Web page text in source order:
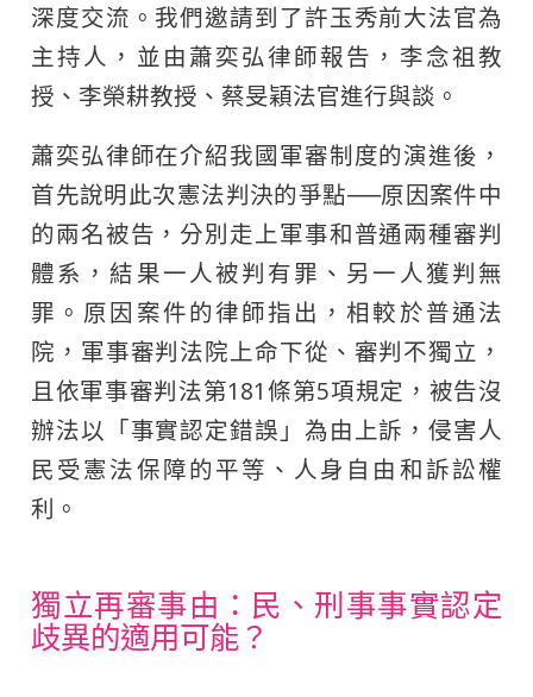
深度交流。我們邀請到了許玉秀前大法官為
主持人，並由蕭奕弘律師報告，李念祖教
授、李榮耕教授、蔡旻穎法官進行與談。
蕭奕弘律師在介紹我國軍審制度的演進後，
首先說明此次憲法判決的爭點──原因案件中
的兩名被告，分別走上軍事和普通兩種審判
體系，結果一人被判有罪、另一人獲判無
罪。原因案件的律師指出，相較於普通法
院，軍事審判法院上命下從、審判不獨立，
且依軍事審判法第181條第5項規定，被告沒
辦法以「事實認定錯誤」為由上訴，侵害人
民受憲法保障的平等、人身自由和訴訟權
利。
獨立再審事由：民、刑事事實認定
歧異的適用可能？